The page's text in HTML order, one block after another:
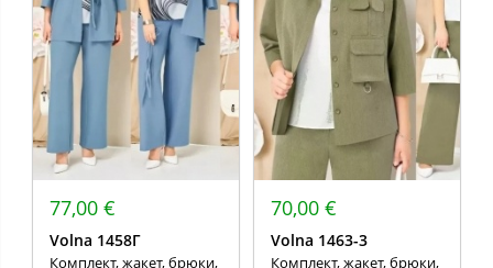
77,00 €
Volna 1458Г
Комплект, жакет, брюки,
70,00 €
Volna 1463-3
Комплект, жакет, брюки,